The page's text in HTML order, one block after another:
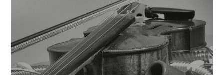
Depression,
dein
ein